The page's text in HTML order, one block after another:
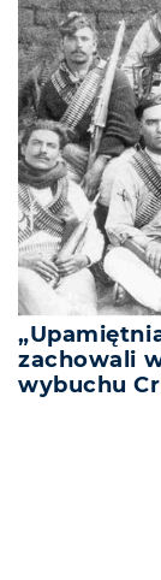
zachowali
wybuchu